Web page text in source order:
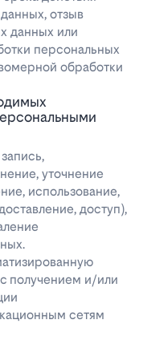
отзыв
данных или
персональных
обработки
уточнение
использование,
доступ),
получением и/или
сетям